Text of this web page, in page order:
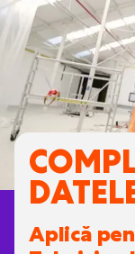
accesibili
Aplică